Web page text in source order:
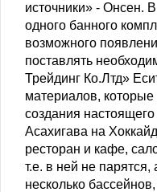
источники» - Онсен.
одного банного
возможного
поставлять
Трейдинг Ко.Лтд»
материалов,
создания
Асахигава на
ресторан и кафе,
т.е. в ней не
несколько